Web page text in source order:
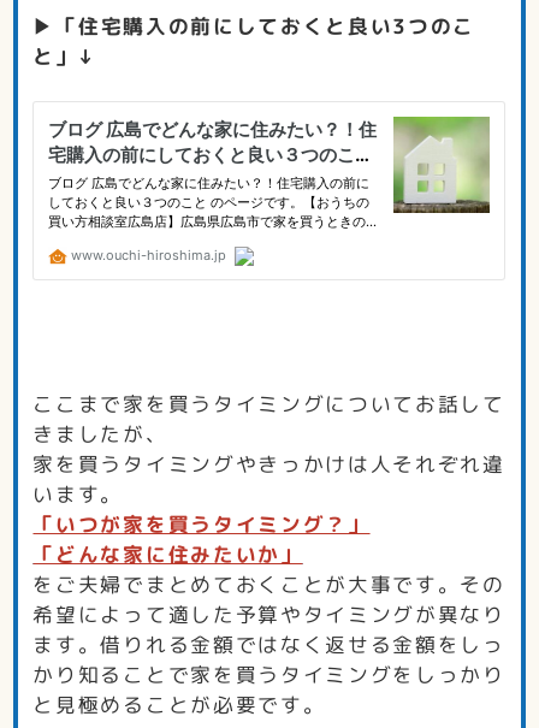
▶ 「住宅購入の前にしておくと良い3つのこ
と」↓
ここまで家を買うタイミングについてお話して
きましたが、
家を買うタイミングやきっかけは人それぞれ違
います。
「いつが家を買うタイミング？」
「どんな家に住みたいか」
をご夫婦でまとめておくことが大事です。その
希望によって適した予算やタイミングが異なり
ます。借りれる金額ではなく返せる金額をしっ
かり知ることで家を買うタイミングをしっかり
と見極めることが必要です。